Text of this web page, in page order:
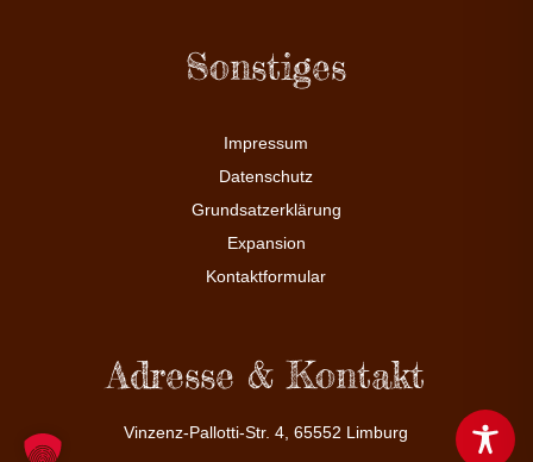
Sonstiges
Impressum
Datenschutz
Grundsatzerklärung
Expansion
Kontaktformular
Adresse & Kontakt
Vinzenz-Pallotti-Str. 4, 65552 Limburg